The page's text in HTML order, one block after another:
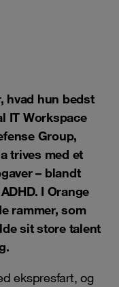
hvad hun bedst
IT Workspace
Group,
trives med et
– blandt
I Orange
rammer, som
sit store talent
ekspresfart, og